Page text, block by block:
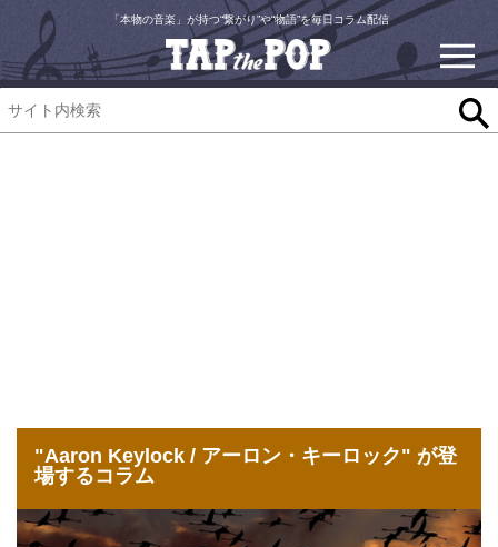
「本物の音楽」が持つ“繋がり”や“物語”を毎日コラム配信
"Aaron Keylock / アーロン・キーロック" が登
場するコラム